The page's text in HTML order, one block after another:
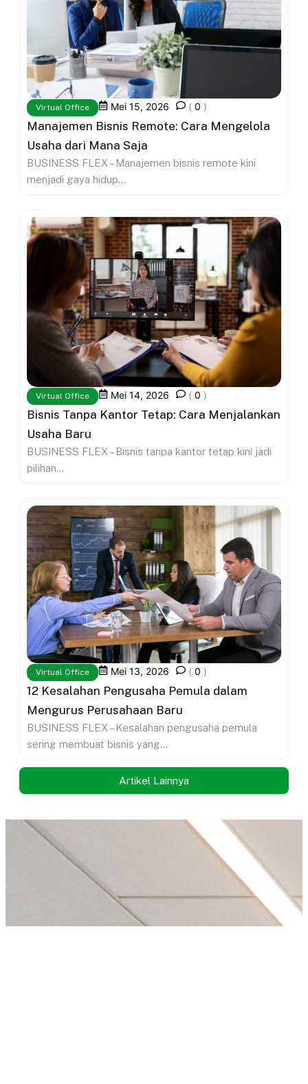
Virtual Office Mei 15, 2026 ( 0 )
Manajemen Bisnis Remote: Cara Mengelola
Usaha dari Mana Saja
BUSINESS FLEX – Manajemen bisnis remote kini
menjadi gaya hidup...
Virtual Office Mei 14, 2026 ( 0 )
Bisnis Tanpa Kantor Tetap: Cara Menjalankan
Usaha Baru
BUSINESS FLEX – Bisnis tanpa kantor tetap kini jadi
pilihan...
Virtual Office Mei 13, 2026 ( 0 )
12 Kesalahan Pengusaha Pemula dalam
Mengurus Perusahaan Baru
BUSINESS FLEX – Kesalahan pengusaha pemula
sering membuat bisnis yang...
Artikel Lainnya